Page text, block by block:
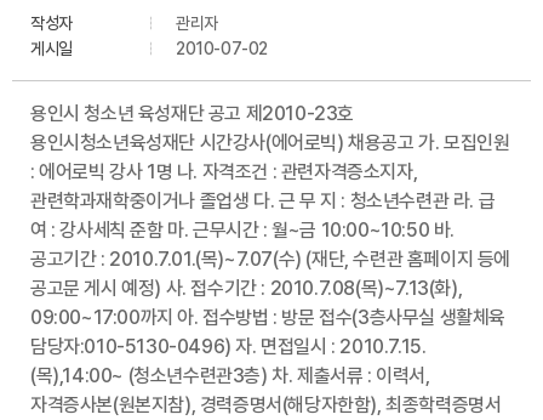
작성자
관리자
게시일
2010-07-02
용인시 청소년 육성재단 공고 제2010-23호
용인시청소년육성재단 시간강사(에어로빅) 채용공고 가. 모집인원
: 에어로빅 강사 1명 나. 자격조건 : 관련자격증소지자,
관련학과재학중이거나 졸업생 다. 근 무 지 : 청소년수련관 라. 급
여 : 강사세칙 준함 마. 근무시간 : 월~금 10:00~10:50 바.
공고기간 : 2010.7.01.(목)~7.07(수) (재단, 수련관 홈페이지 등에
공고문 게시 예정) 사. 접수기간 : 2010.7.08(목)~7.13(화),
09:00~17:00까지 아. 접수방법 : 방문 접수(3층사무실 생활체육
담당자:010-5130-0496) 자. 면접일시 : 2010.7.15.
(목),14:00~ (청소년수련관3층) 차. 제출서류 : 이력서,
자격증사본(원본지참), 경력증명서(해당자한함), 최종학력증명서